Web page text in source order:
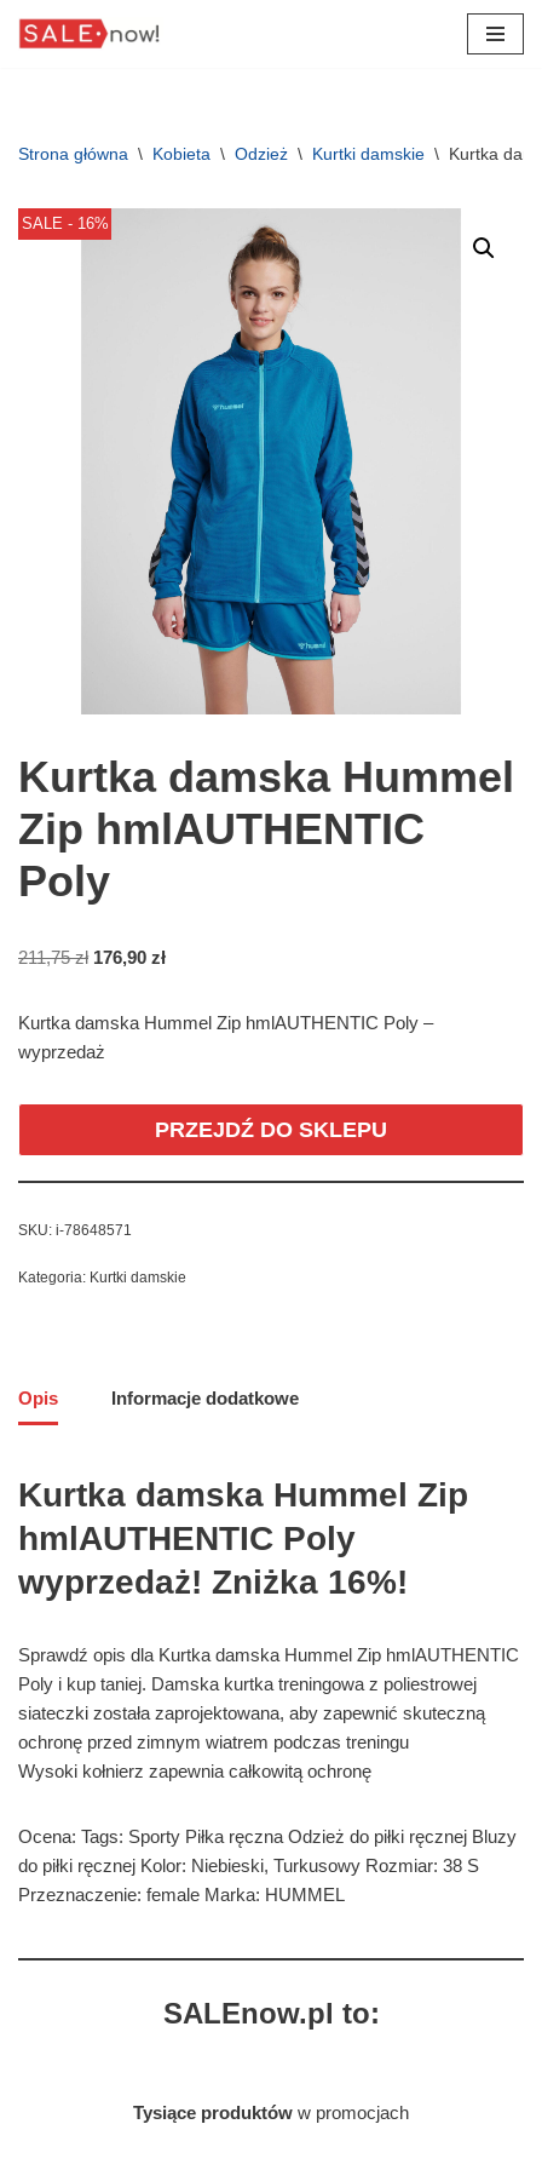
Strona główna \ Kobieta \ Odzież \ Kurtki damskie \ Kurtka
SALE - 16%
Kurtka damska Hummel
Zip hmlAUTHENTIC
Poly
211,75zł 176,90 zł
Kurtka damska Hummel Zip hmlAUTHENTIC Poly –
wyprzedaż
PRZEJDŹ DO SKLEPU
SKU: i-78648571
Kategoria: Kurtki damskie
Opis Informacje dodatkowe
Kurtka damska Hummel Zip
hmlAUTHENTIC Poly
wyprzedaż! Zniżka 16%!
Sprawdź opis dla Kurtka damska Hummel Zip hmlAUTHENTIC
Poly i kup taniej. Damska kurtka treningowa z poliestrowej
siateczki została zaprojektowana, aby zapewnić skuteczną
ochronę przed zimnym wiatrem podczas treningu
Wysoki kołnierz zapewnia całkowitą ochronę
Ocena: Tags: Sporty Piłka ręczna Odzież do piłki ręcznej Bluzy
do piłki ręcznej Kolor: Niebieski, Turkusowy Rozmiar: 38 S
Przeznaczenie: female Marka: HUMMEL
SALEnow.pl to:
Tysiące produktów w promocjach